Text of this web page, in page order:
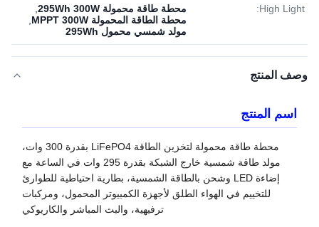
High Light: محطة طاقة محمولة 295Wh 300W
محطة الطاقة المحمولة MPPT 300W
مولد شمسي محمول 295Wh
وصف المنتج
اسم المنتج
محطة طاقة محمولة لتخزين الطاقة LiFePO4 بقدرة 300 وات،
مولد طاقة شمسية خارج الشبكة بقدرة 295 وات في الساعة مع
إضاءة LED وشحن بالطاقة الشمسية، بطارية احتياطية للطوارئ
للتخييم في الهواء الطلق لأجهزة الكمبيوتر المحمول، ومركبات
ترفيهية، والبث المباشر والكاريوكي